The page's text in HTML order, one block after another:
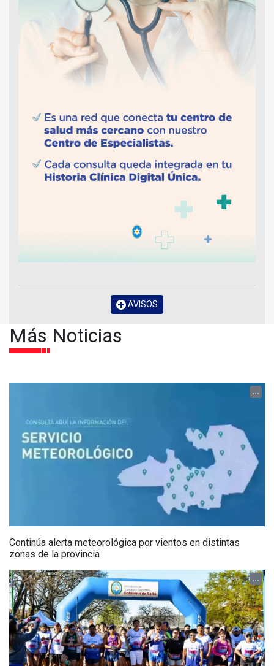
AVISOS
Más Noticias
...
Continúa alerta meteorológica por vientos en distintas
zonas de la provincia
...